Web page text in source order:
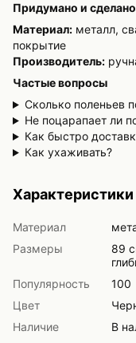
Придумано и
Материал: металл,
покрытие
Производитель:
Частые вопросы
Сколько поленьев
Не поцарапает ли
Как быстро
Как ухаживать?
Характеристики
Материал
Размеры
89
Популярность
100
Цвет
Наличие
В